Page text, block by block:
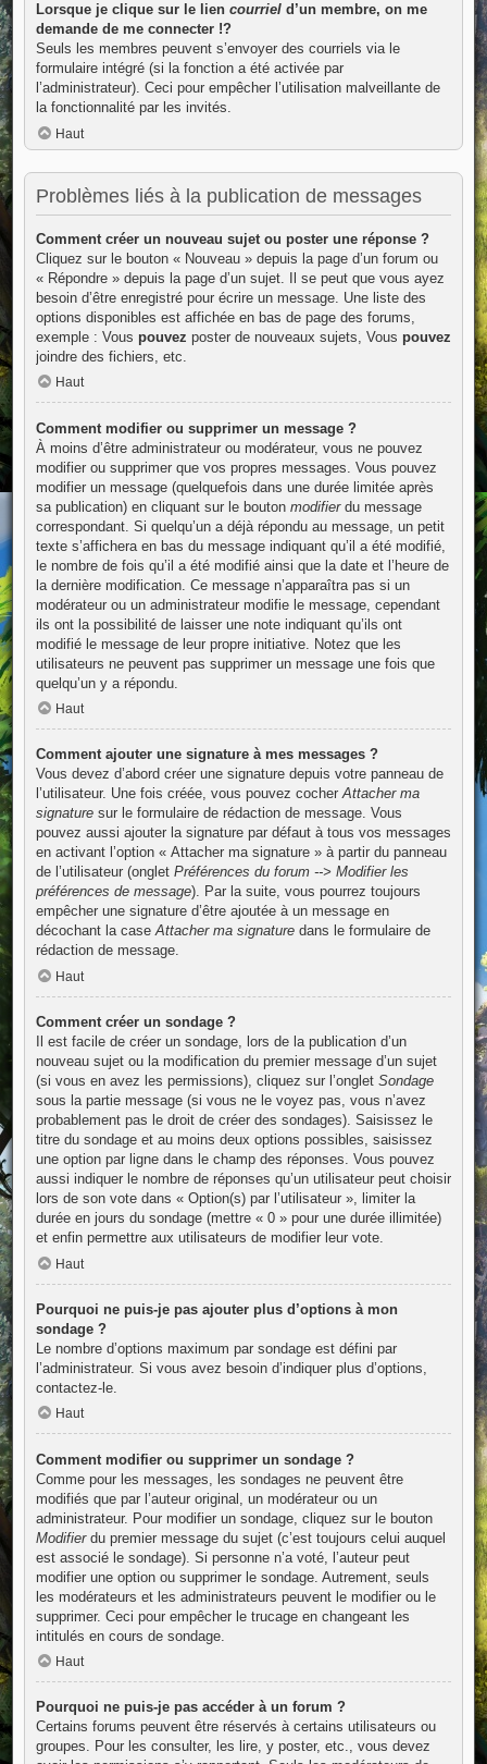
Lorsque je clique sur le lien courrield’un membre, on me
demande de me connecter !?
Seuls les membres peuvent s’envoyer des courriels via le
formulaire intégré (si la fonction a été activée par
l’administrateur). Ceci pour empêcher l’utilisation malveillante de
la fonctionnalité par les invités.
Haut
Problèmes liés à la publication de messages
Comment créer un nouveau sujet ou poster une réponse ?
Cliquez sur le bouton « Nouveau » depuis la page d’un forum ou
« Répondre » depuis la page d’un sujet. Il se peut que vous ayez
besoin d’être enregistré pour écrire un message. Une liste des
options disponibles est affichée en bas de page des forums,
exemple : Vous pouvez poster de nouveaux sujets, Vous pouvez
joindre des fichiers, etc.
Haut
Comment modifier ou supprimer un message ?
À moins d’être administrateur ou modérateur, vous ne pouvez
modifier ou supprimer que vos propres messages. Vous pouvez
modifier un message (quelquefois dans une durée limitée après
sa publication) en cliquant sur le bouton modifierdu message
correspondant. Si quelqu’un a déjà répondu au message, un petit
texte s’affichera en bas du message indiquant qu’il a été modifié,
le nombre de fois qu’il a été modifié ainsi que la date et l’heure de
la dernière modification. Ce message n’apparaîtra pas si un
modérateur ou un administrateur modifie le message, cependant
ils ont la possibilité de laisser une note indiquant qu’ils ont
modifié le message de leur propre initiative. Notez que les
utilisateurs ne peuvent pas supprimer un message une fois que
quelqu’un y a répondu.
Haut
Comment ajouter une signature à mes messages ?
Vous devez d’abord créer une signature depuis votre panneau de
l’utilisateur. Une fois créée, vous pouvez cocherAttacher ma
signaturesur le formulaire de rédaction de message. Vous
pouvez aussi ajouter la signature par défaut à tous vos messages
en activant l’option « Attacher ma signature » à partir du panneau
de l’utilisateur (onglet Préférences du forum --> Modifier les
préférences de message). Par la suite, vous pourrez toujours
empêcher une signature d’être ajoutée à un message en
décochant la caseAttacher ma signaturedans le formulaire de
rédaction de message.
Haut
Comment créer un sondage ?
Il est facile de créer un sondage, lors de la publication d’un
nouveau sujet ou la modification du premier message d’un sujet
(si vous en avez les permissions), cliquez sur l’onglet Sondage
sous la partie message (si vous ne le voyez pas, vous n’avez
probablement pas le droit de créer des sondages). Saisissez le
titre du sondage et au moins deux options possibles, saisissez
une option par ligne dans le champ des réponses. Vous pouvez
aussi indiquer le nombre de réponses qu’un utilisateur peut choisir
lors de son vote dans « Option(s) par l’utilisateur », limiter la
durée en jours du sondage (mettre « 0 » pour une durée illimitée)
et enfin permettre aux utilisateurs de modifier leur vote.
Haut
Pourquoi ne puis-je pas ajouter plus d’options à mon
sondage ?
Le nombre d’options maximum par sondage est défini par
l’administrateur. Si vous avez besoin d’indiquer plus d’options,
contactez-le.
Haut
Comment modifier ou supprimer un sondage ?
Comme pour les messages, les sondages ne peuvent être
modifiés que par l’auteur original, un modérateur ou un
administrateur. Pour modifier un sondage, cliquez sur le bouton
Modifierdu premier message du sujet (c’est toujours celui auquel
est associé le sondage). Si personne n’a voté, l’auteur peut
modifier une option ou supprimer le sondage. Autrement, seuls
les modérateurs et les administrateurs peuvent le modifier ou le
supprimer. Ceci pour empêcher le trucage en changeant les
intitulés en cours de sondage.
Haut
Pourquoi ne puis-je pas accéder à un forum ?
Certains forums peuvent être réservés à certains utilisateurs ou
groupes. Pour les consulter, les lire, y poster, etc., vous devez